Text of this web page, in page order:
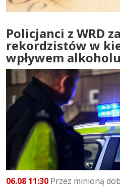
Policjanci z WRD
rekordzistów w
wpływem alkoholu
06.08 11:30 Przez minioną